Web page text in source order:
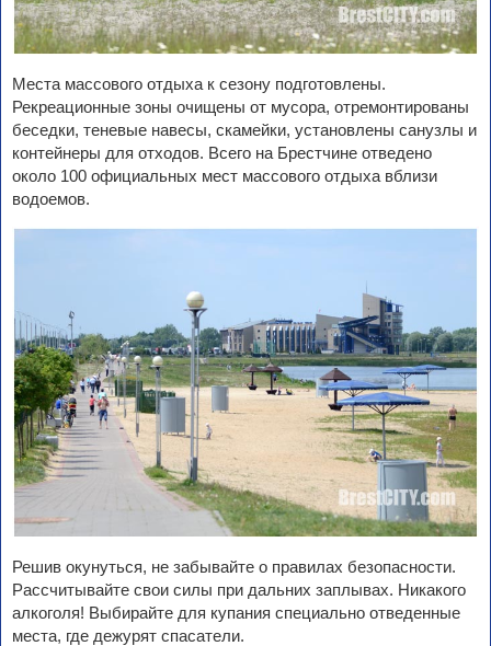
Места массового отдыха к сезону подготовлены.
Рекреационные зоны очищены от мусора, отремонтированы
беседки, теневые навесы, скамейки, установлены санузлы и
контейнеры для отходов. Всего на Брестчине отведено
около 100 официальных мест массового отдыха вблизи
водоемов.
Решив окунуться, не забывайте о правилах безопасности.
Рассчитывайте свои силы при дальних заплывах. Никакого
алкоголя! Выбирайте для купания специально отведенные
места, где дежурят спасатели.